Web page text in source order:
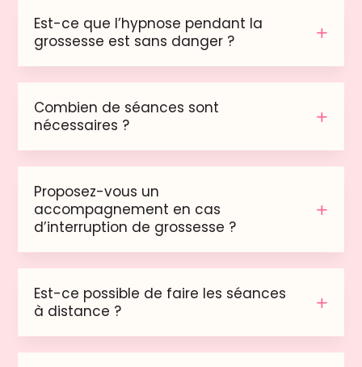
Est-ce que l’hypnose pendant la
grossesse est sans danger ?
Combien de séances sont
nécessaires ?
Proposez-vous un
accompagnement en cas
d’interruption de grossesse ?
Est-ce possible de faire les séances
à distance ?